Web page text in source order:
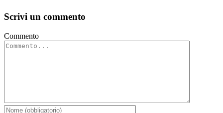
Scrivi un commento
Commento